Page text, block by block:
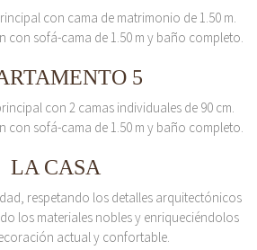
con cama de matrimonio de 1.50 m.
con sofá-cama de 1.50 m y baño completo.
5
con 2 camas individuales de 90 cm.
con sofá-cama de 1.50 m y baño completo.
LA CASA
respetando los detalles arquitectónicos
los materiales nobles y enriqueciéndolos
actual y confortable.